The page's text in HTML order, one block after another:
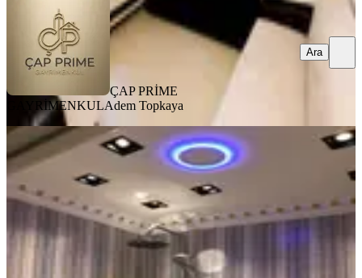
ÇAP PRİME
GAYRİMENKULAdem Topkaya
Ara
YENİ
Fatih Cumartesi Pazarında Eşyalı
Ultra Lüks Kiralık Daire
Fatih, Koca Mustafapaşa Mahallesi
1+1·45 m²·4. Kat·08.08.2026